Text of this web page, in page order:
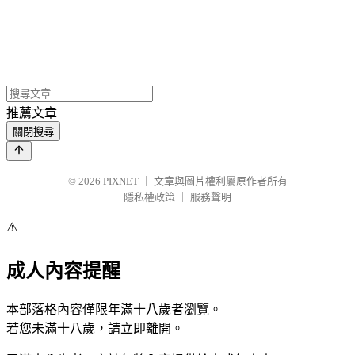
推薦文章
關閉搜尋
© 2026 PIXNET
文章與圖片權利屬原作者所有
隱私權政策
服務聲明
⚠️
成人內容提醒
本部落格內容僅限年滿十八歲者瀏覽。
若您未滿十八歲，請立即離開。